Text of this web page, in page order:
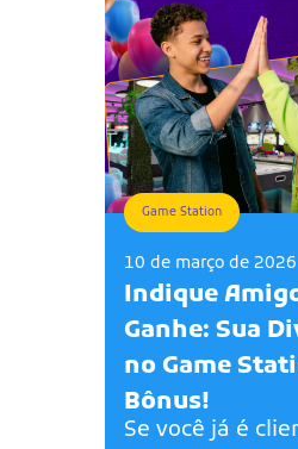
Game Station
10 de março de 2026
Indique
Ganhe: Sua
no Game
Bônus!
Se você já é